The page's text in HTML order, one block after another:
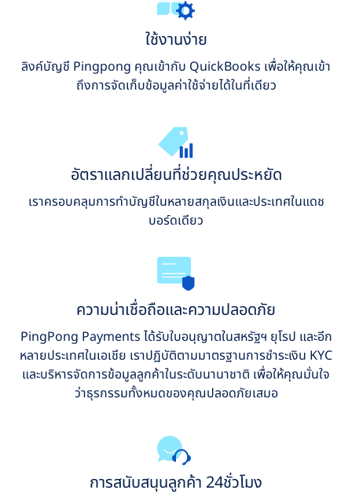
ใช้งานง่าย
ลิงค์บัญชี Pingpong คุณเข้ากับ QuickBooks เพื่อให้คุณเข้า
ถึงการจัดเก็บข้อมูลค่าใช้จ่ายได้ในที่เดียว
อัตราแลกเปลี่ยนที่ช่วยคุณประหยัด
เราครอบคลุมการทำบัญชีในหลายสกุลเงินและประเทศในแดช
บอร์ดเดียว
ความน่าเชื่อถือและความปลอดภัย
PingPong Payments ได้รับใบอนุญาตในสหรัฐฯ ยุโรป และอีก
หลายประเทศในเอเชีย เราปฏิบัติตามมาตรฐานการชำระเงิน KYC
และบริหารจัดการข้อมูลลูกค้าในระดับนานาชาติ เพื่อให้คุณมั่นใจ
ว่าธุรกรรมทั้งหมดของคุณปลอดภัยเสมอ
การสนับสนุนลูกค้า 24ชั่วโมง